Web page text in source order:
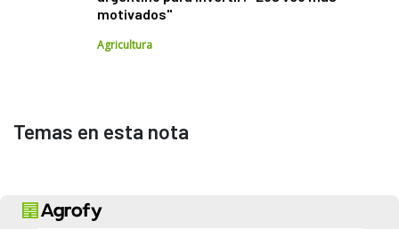
motivados"
Agricultura
Temas en esta nota